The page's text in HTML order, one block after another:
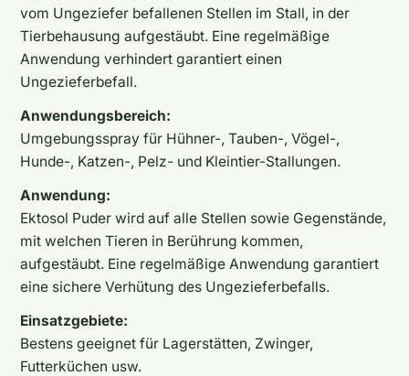
vom Ungeziefer befallenen Stellen im Stall, in der
Tierbehausung aufgestäubt. Eine regelmäßige
Anwendung verhindert garantiert einen
Ungezieferbefall.
Anwendungsbereich:
Umgebungsspray für Hühner-, Tauben-, Vögel-,
Hunde-, Katzen-, Pelz- und Kleintier-Stallungen.
Anwendung:
Ektosol Puder wird auf alle Stellen sowie Gegenstände,
mit welchen Tieren in Berührung kommen,
aufgestäubt. Eine regelmäßige Anwendung garantiert
eine sichere Verhütung des Ungezieferbefalls.
Einsatzgebiete:
Bestens geeignet für Lagerstätten, Zwinger,
Futterküchen usw.